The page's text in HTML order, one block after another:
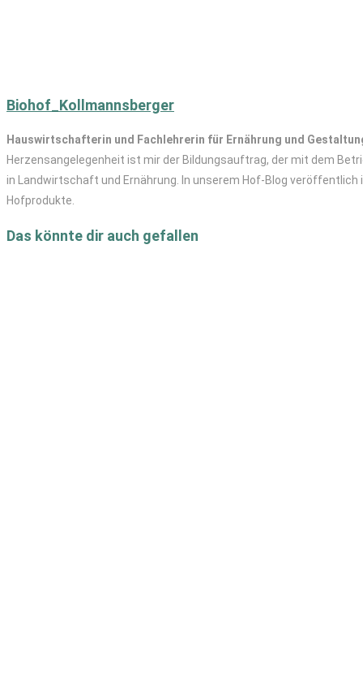
Biohof_Kollmannsberger
Hauswirtschafterin und Fachlehrerin für Ernährung und
Herzensangelegenheit ist mir der Bildungsauftrag, der mit dem
in Landwirtschaft und Ernährung. In unserem Hof-Blog
Hofprodukte.
Das könnte dir auch gefallen